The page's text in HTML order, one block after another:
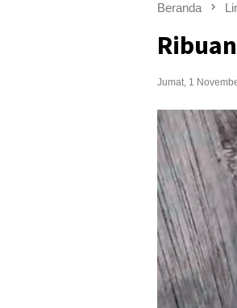
Beranda
Jumat, 1